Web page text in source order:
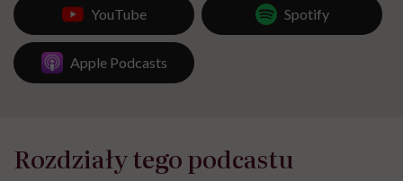
YouTube Spotify
Apple Podcasts
Rozdziały tego podcastu